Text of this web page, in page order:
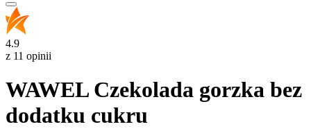
4.9
z 11 opinii
WAWEL Czekolada gorzka bez
dodatku cukru